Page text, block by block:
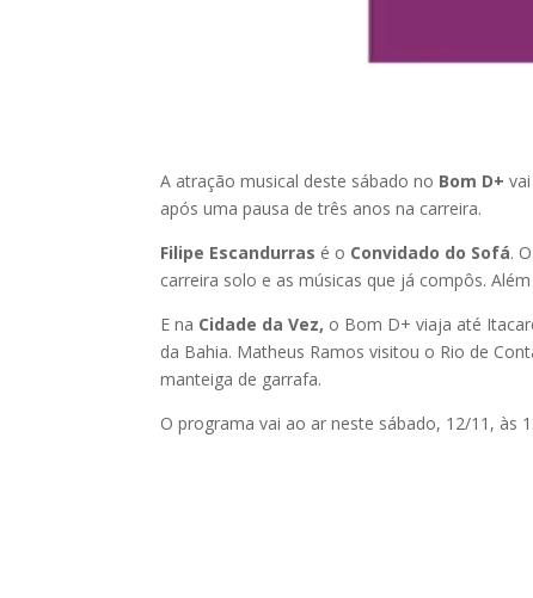
A atração musical deste sábado no Bom D+
após uma pausa de três anos na carreira.
Filipe Escandurras é o Convidado do Sofá.
carreira solo e as músicas que já compôs.
E na Cidade da Vez, o Bom D+ viaja até
da Bahia. Matheus Ramos visitou o Rio de
manteiga de garrafa.
O programa vai ao ar neste sábado, 12/11, às